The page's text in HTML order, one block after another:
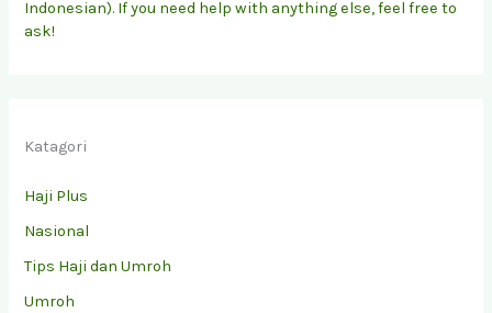
Indonesian). If you need help with anything else, feel free to
ask!
Katagori
Haji Plus
Nasional
Tips Haji dan Umroh
Umroh